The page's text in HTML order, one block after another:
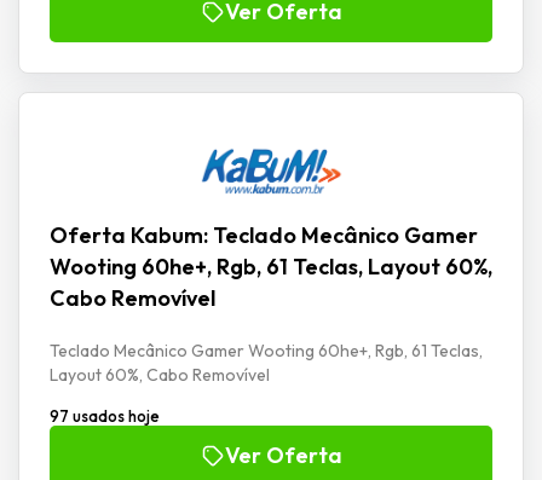
Ver Oferta
Oferta Kabum: Teclado Mecânico Gamer
Wooting 60he+, Rgb, 61 Teclas, Layout 60%,
Cabo Removível
Teclado Mecânico Gamer Wooting 60he+, Rgb, 61 Teclas,
Layout 60%, Cabo Removível
97 usados hoje
Ver Oferta